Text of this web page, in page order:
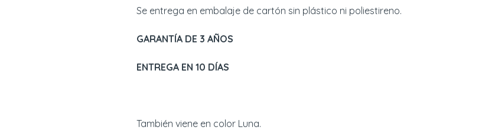
Se entrega en embalaje de cartón sin plástico ni poliestireno.
GARANTÍA DE 3 AÑOS
ENTREGA EN 10 DÍAS
También viene en color Luna.